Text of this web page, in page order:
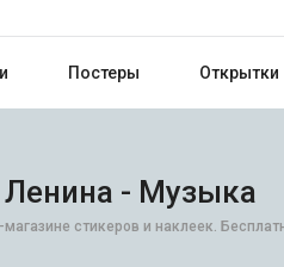
Постеры Открытки
Ленина - Музыка
стикеров и наклеек.